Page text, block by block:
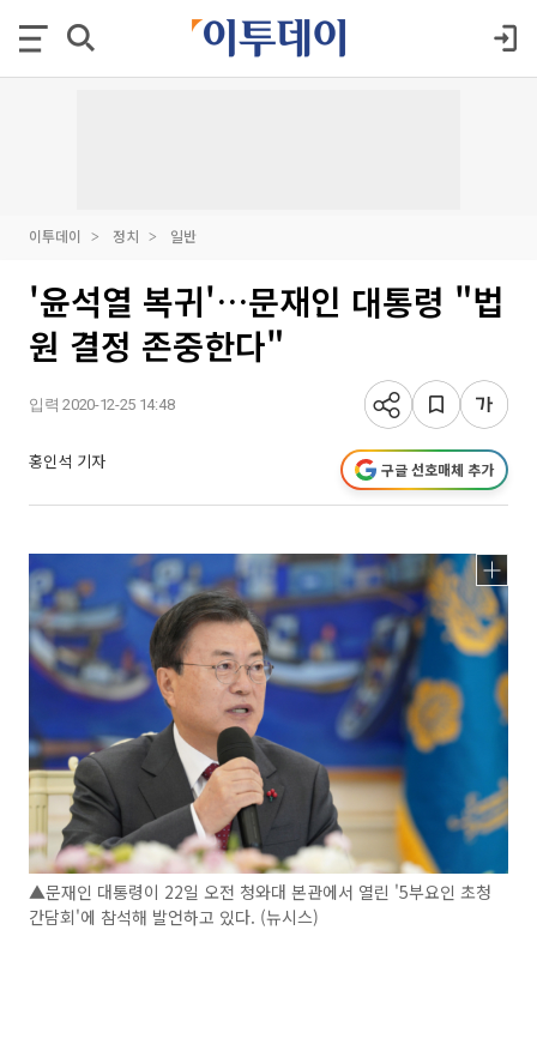
이투데이 정치 일반
'윤석열 복귀'…문재인 대통령 "법
원 결정 존중한다"
입력 2020-12-25 14:48
홍인석 기자 구글 선호매체 추가
▲문재인 대통령이 22일 오전 청와대 본관에서 열린 '5부요인 초청
간담회'에 참석해 발언하고 있다. (뉴시스)